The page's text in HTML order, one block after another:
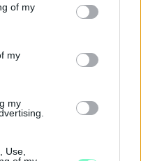
You may click to
its third-party tags to
in below Google
of my
my
my
Use,